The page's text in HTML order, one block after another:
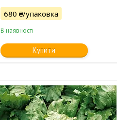
680 ₴/упаковка
В наявності
Купити